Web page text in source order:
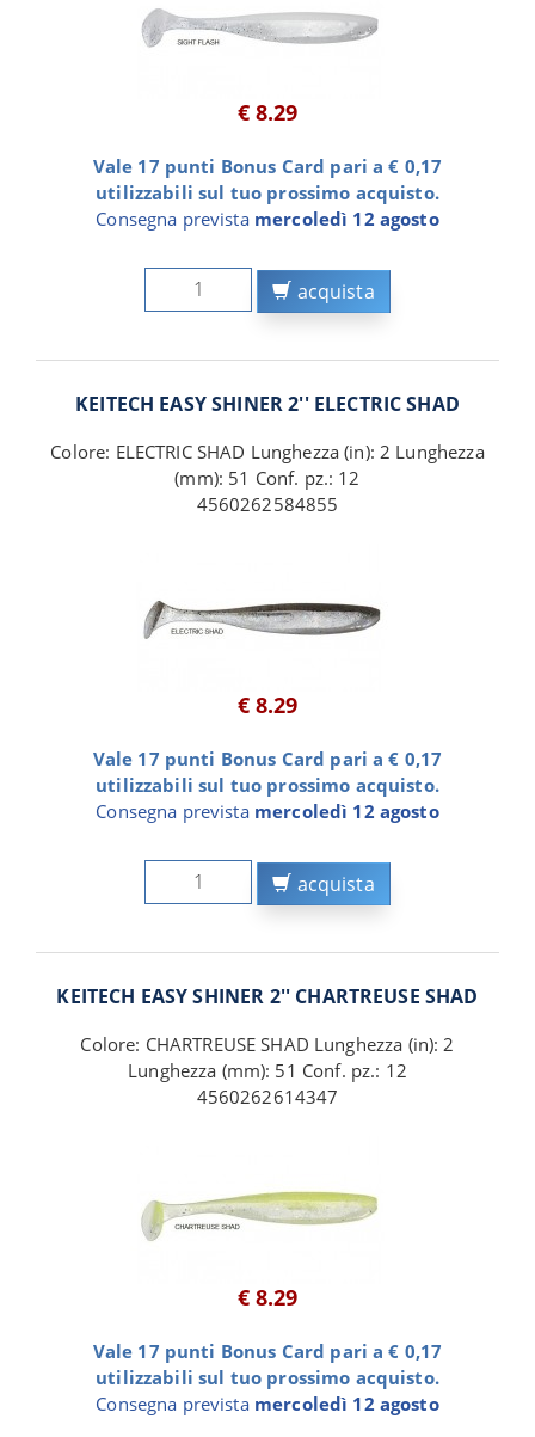
€ 8.29
Vale 17 punti Bonus Card pari a € 0,17
utilizzabili sul tuo prossimo acquisto.
Consegna prevista mercoledì 12 agosto
acquista
KEITECH EASY SHINER 2'' ELECTRIC SHAD
Colore: ELECTRIC SHAD Lunghezza (in): 2 Lunghezza
(mm): 51 Conf. pz.: 12
4560262584855
€ 8.29
Vale 17 punti Bonus Card pari a € 0,17
utilizzabili sul tuo prossimo acquisto.
Consegna prevista mercoledì 12 agosto
acquista
KEITECH EASY SHINER 2'' CHARTREUSE SHAD
Colore: CHARTREUSE SHAD Lunghezza (in): 2
Lunghezza (mm): 51 Conf. pz.: 12
4560262614347
€ 8.29
Vale 17 punti Bonus Card pari a € 0,17
utilizzabili sul tuo prossimo acquisto.
Consegna prevista mercoledì 12 agosto